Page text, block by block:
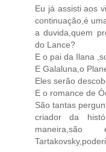
Eu já assisti aos
continuação,é
a duvida,quem
do Lance?
E o pai da Ilana
E Galaluna,o
Eles serão
E o romance de
São tantas
criador da